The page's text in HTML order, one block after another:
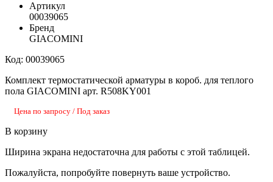
Артикул
00039065
Бренд
GIACOMINI
Код: 00039065
Комплект термостатической арматуры в короб. для теплого
пола GIACOMINI арт. R508KY001
Цена по запросу / Под заказ
В корзину
Ширина экрана недостаточна для работы с этой таблицей.
Пожалуйста, попробуйте повернуть ваше устройство.